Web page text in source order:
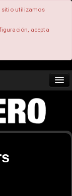
sitio utilizamos
acepta